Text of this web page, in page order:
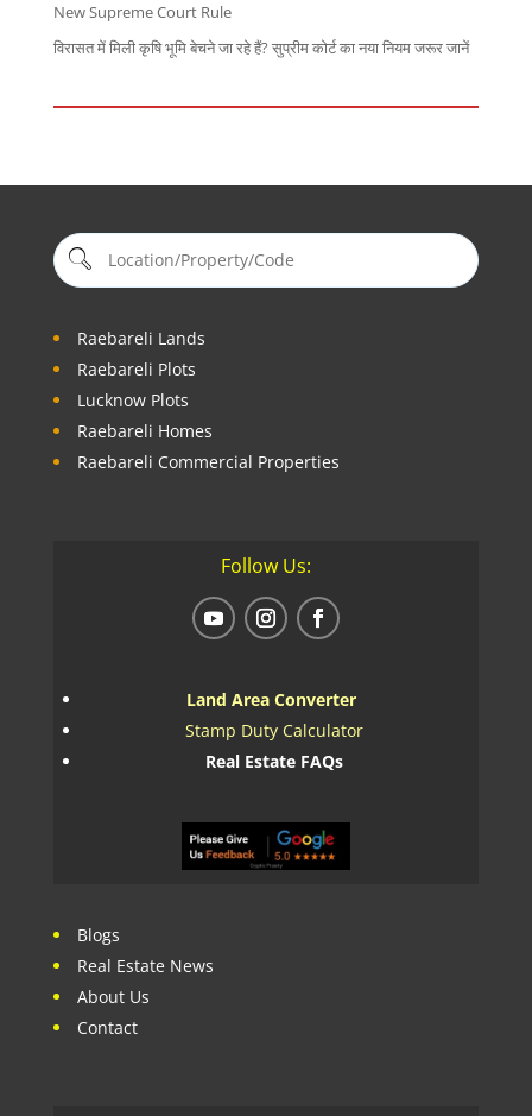
New Supreme Court Rule
विरासत में मिली कृषि भूमि बेचने जा रहे हैं? सुप्रीम कोर्ट का नया नियम जरूर जानें
Raebareli Lands
Raebareli Plots
Lucknow Plots
Raebareli Homes
Raebareli Commercial Properties
Follow Us:
Land Area Converter
Stamp Duty Calculator
Real Estate FAQs
Blogs
Real Estate News
About Us
Contact